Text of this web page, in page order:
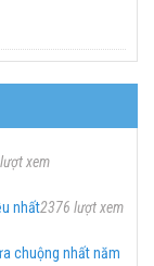
xem
nhất2376 lượt xem
chuộng nhất năm